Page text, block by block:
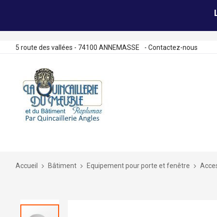
5 route des vallées - 74100 ANNEMASSE - Contactez-nous
Accueil Bâtiment Equipement pour porte et fenêtre
Skip